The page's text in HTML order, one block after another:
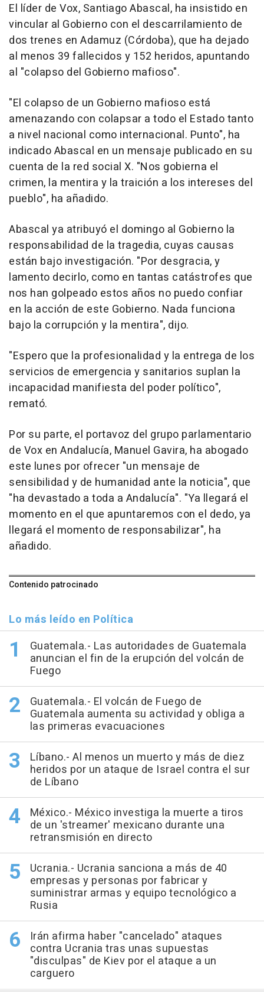
El líder de Vox, Santiago Abascal, ha insistido en
vincular al Gobierno con el descarrilamiento de
dos trenes en Adamuz (Córdoba), que ha dejado
al menos 39 fallecidos y 152 heridos, apuntando
al "colapso del Gobierno mafioso".
"El colapso de un Gobierno mafioso está
amenazando con colapsar a todo el Estado tanto
a nivel nacional como internacional. Punto", ha
indicado Abascal en un mensaje publicado en su
cuenta de la red social X. "Nos gobierna el
crimen, la mentira y la traición a los intereses del
pueblo", ha añadido.
Abascal ya atribuyó el domingo al Gobierno la
responsabilidad de la tragedia, cuyas causas
están bajo investigación. "Por desgracia, y
lamento decirlo, como en tantas catástrofes que
nos han golpeado estos años no puedo confiar
en la acción de este Gobierno. Nada funciona
bajo la corrupción y la mentira", dijo.
"Espero que la profesionalidad y la entrega de los
servicios de emergencia y sanitarios suplan la
incapacidad manifiesta del poder político",
remató.
Por su parte, el portavoz del grupo parlamentario
de Vox en Andalucía, Manuel Gavira, ha abogado
este lunes por ofrecer "un mensaje de
sensibilidad y de humanidad ante la noticia", que
"ha devastado a toda a Andalucía". "Ya llegará el
momento en el que apuntaremos con el dedo, ya
llegará el momento de responsabilizar", ha
añadido.
Contenido patrocinado
Lo más leído en Política
Guatemala.- Las autoridades de Guatemala
anuncian el fin de la erupción del volcán de
Fuego
Guatemala.- El volcán de Fuego de
Guatemala aumenta su actividad y obliga a
las primeras evacuaciones
Líbano.- Al menos un muerto y más de diez
heridos por un ataque de Israel contra el sur
de Líbano
México.- México investiga la muerte a tiros
de un 'streamer' mexicano durante una
retransmisión en directo
Ucrania.- Ucrania sanciona a más de 40
empresas y personas por fabricar y
suministrar armas y equipo tecnológico a
Rusia
Irán afirma haber "cancelado" ataques
contra Ucrania tras unas supuestas
"disculpas" de Kiev por el ataque a un
carguero